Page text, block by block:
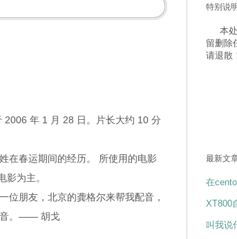
年 1 月 28 日。片长大约 10 分
在春运期间的经历。 所使用的电影
为主。
位朋友，北京的龚格尔来帮我配音，
音。—— 胡戈
特别说
本处
留删除
请退散
最新文
在
XT800
叫我说